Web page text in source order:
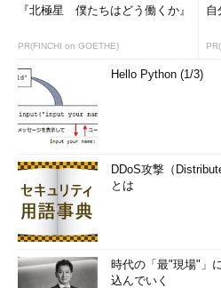
しかし、過去の年齢に対する制限
不景気と新規学卒者の減少から情
後、2001年前後の新規学卒者の採
学卒者であれば、「現在の」28歳
そらく将来的にも転職しやすい層
一方、厚生労働省の資料から労働
の労働力調査の2007年8月時の速報
い）、「現在の」労働力の中心年齢
す。これが2015年には労働力の中
『北極星 僕たちはどう働くか』
PR(FINCHI on GOETHE)
自
Hello Python (1/3)
DDoS攻撃（
とは
時代の「最"現場"」
込んでいく